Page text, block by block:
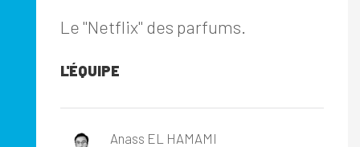
Le "Netflix" des parfums.
L'ÉQUIPE
Anass EL HAMAMI